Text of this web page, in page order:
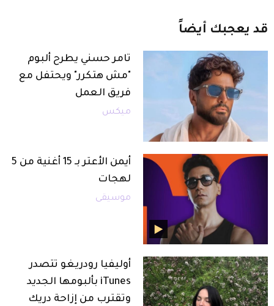
قد يعجبك أيضاً
تامر حسني يطرح ألبوم
"مش هتكرر" ويحتفل مع
فريق العمل
ميكس
أيمن الأعتر بـ 15 أغنية من 5
لهجات
موسيقى
أوليفيا رودريغو تتصدر
iTunes بألبومها الجديد
وتقترب من إزاحة دريك